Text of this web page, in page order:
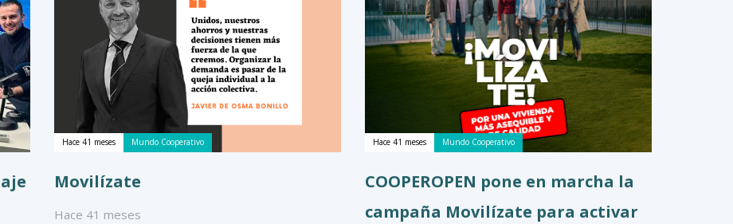
Hace 41 meses Mundo Cooperativo
Movilízate
Hace 41 meses
Hace 41 meses Mundo Cooperativo
COOPEROPEN pone en marcha la
campaña Movilízate para activar